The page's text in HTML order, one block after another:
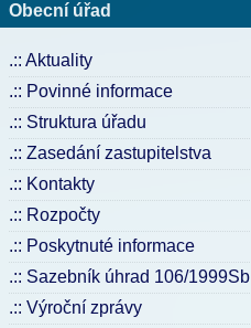
Obecní úřad
.:: Aktuality
.:: Povinné informace
.:: Struktura úřadu
.:: Zasedání zastupitelstva
.:: Kontakty
.:: Rozpočty
.:: Poskytnuté informace
.:: Sazebník úhrad 106/1999Sb
.:: Výroční zprávy